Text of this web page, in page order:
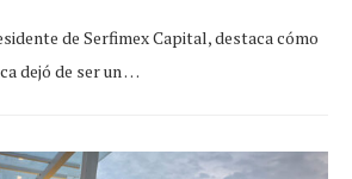
de Serfimex Capital, destaca cómo
dejó de ser un …